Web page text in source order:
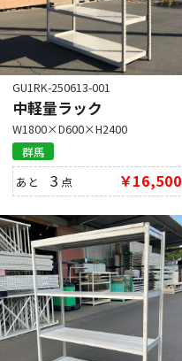
GU1RK-250613-001
中軽量ラック
W1800×D600×H2400
群馬
あと3 点 ￥16,500